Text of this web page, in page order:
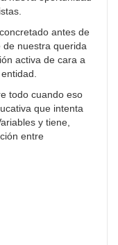
antes de
de nuestra querida
activa de cara a
todo cuando eso
que intenta
y tiene,
entre